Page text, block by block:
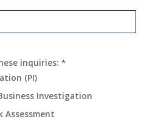
inquiries: *
(PI)
Investigation
Assessment